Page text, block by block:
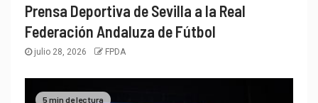
Prensa Deportiva de Sevilla a la Real
Federación Andaluza de Fútbol
julio 28, 2026 FPDA
5 min de lectura